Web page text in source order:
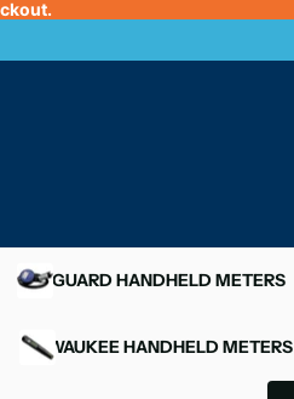
OXYGUARD HANDHELD METERS
MILWAUKEE HANDHELD METERS